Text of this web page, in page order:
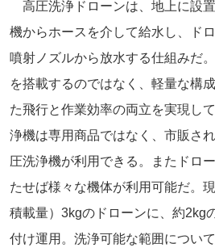
高圧洗浄ドローンは、地上に設
機からホースを介して給水し、ド
噴射ノズルから放水する仕組みだ
を搭載するのではなく、軽量な構
た飛行と作業効率の両立を実現し
浄機は専用商品ではなく、市販さ
圧洗浄機が利用できる。またドロ
たせば様々な機体が利用可能だ。
積載量）3kgのドローンに、約2kg
付け運用。洗浄可能な範囲につい